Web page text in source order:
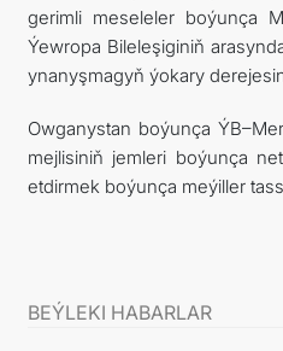
gerimli meseleler boýunça
Ýewropa Bileleşiginiň
ynanyşmagyň ýokary
Owganystan boýunça
mejlisiniň jemleri boýunça
etdirmek boýunça meýiller
BEÝLEKI HABARLAR